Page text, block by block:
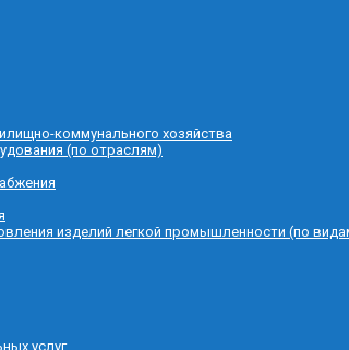
коммунального хозяйства
(по отраслям)
изделий легкой промышленности (по
услуг